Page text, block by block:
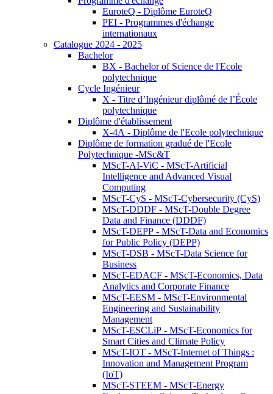
EuroteQ - Diplôme EuroteQ
PEI - Programmes d'échange
internationaux
Catalogue 2024 - 2025
Bachelor
BX - Bachelor of Science de l'Ecole
polytechnique
Cycle Ingénieur
X - Titre d’Ingénieur diplômé de l’École
polytechnique
Diplôme d'établissement
X-4A - Diplôme de l'Ecole polytechnique
Diplôme de formation gradué de l'Ecole
Polytechnique -MSc&T
MScT-AI-ViC - MScT-Artificial
Intelligence and Advanced Visual
Computing
MScT-CyS - MScT-Cybersecurity (CyS)
MScT-DDDF - MScT-Double Degree
Data and Finance (DDDF)
MScT-DEPP - MScT-Data and Economics
for Public Policy (DEPP)
MScT-DSB - MScT-Data Science for
Business
MScT-EDACF - MScT-Economics, Data
Analytics and Corporate Finance
MScT-EESM - MScT-Environmental
Engineering and Sustainability
Management
MScT-ESCLiP - MScT-Economics for
Smart Cities and Climate Policy
MScT-IOT - MScT-Internet of Things :
Innovation and Management Program
(IoT)
MScT-STEEM - MScT-Energy